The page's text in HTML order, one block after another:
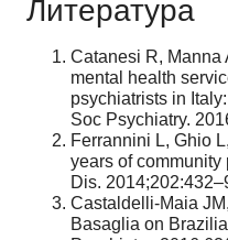
Литература
Catanesi R, Manna
mental health
psychiatrists in
Soc Psychiatry.
Ferrannini L, Ghio
years of community
Dis.
Castaldelli-Maia
Basaglia on